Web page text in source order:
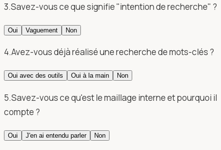
3.Savez-vous ce que signifie "intention de recherche" ?
Oui Vaguement Non
4.Avez-vous déjà réalisé une recherche de mots-clés ?
Oui avec des outils Oui à la main Non
5.Savez-vous ce qu'est le maillage interne et pourquoi il
compte ?
Oui J'en ai entendu parler Non